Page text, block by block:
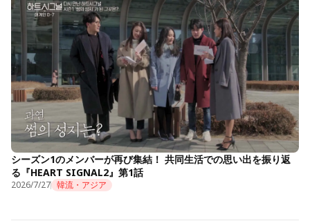
シーズン1のメンバーが再び集結！ 共同生活での思い出を振り返
る『HEART SIGNAL2』第1話
2026/7/27 韓流・アジア